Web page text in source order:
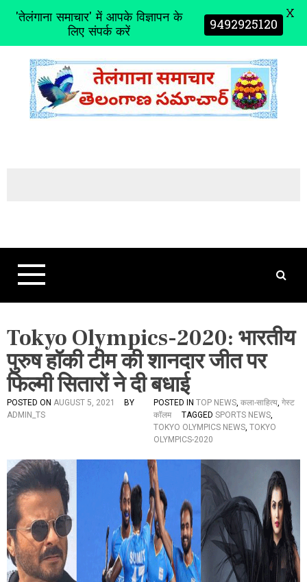
t
Tokyo Olympics-2020: भारतीय
पुरुष हॉकी टीम की शानदार जीत पर
फिल्मी सितारों ने दी बधाई
POSTED ON AUGUST 5, 2021
BY
ADMIN_TS
POSTED IN TOP NEWS, कला-साहित्य, गेस्ट
कॉलम
TAGGED SPORTS NEWS,
TOKYO OLYMPICS NEWS, TOKYO
OLYMPICS-2020
'तेलंगाना समाचार' में आपके विज्ञापन के
लिए संपर्क करें 9492925120 X